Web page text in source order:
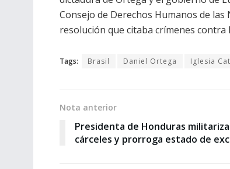
Consejo de Derechos Humanos de las
resolución que citaba crímenes contra
Tags: Brasil Daniel Ortega Iglesia
Nota anterior
Presidenta de Honduras militariza
cárceles y prorroga estado de